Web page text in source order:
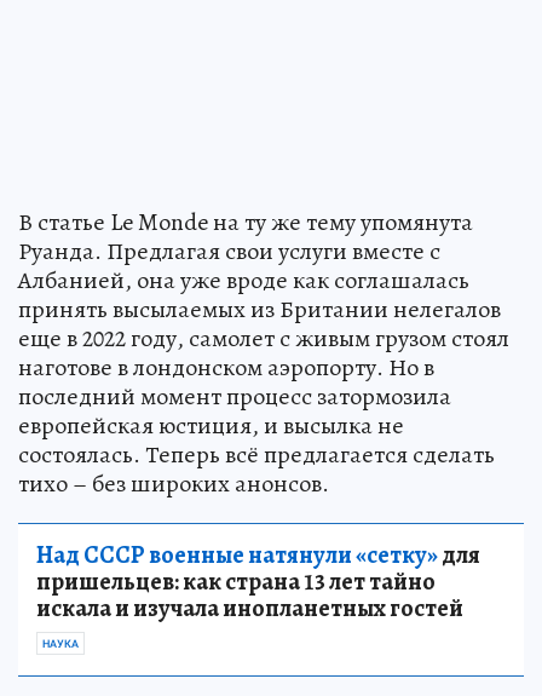
В статье Le Monde на ту же тему упомянута
Руанда. Предлагая свои услуги вместе с
Албанией, она уже вроде как соглашалась
принять высылаемых из Британии нелегалов
еще в 2022 году, самолет с живым грузом стоял
наготове в лондонском аэропорту. Но в
последний момент процесс затормозила
европейская юстиция, и высылка не
состоялась. Теперь всё предлагается сделать
тихо – без широких анонсов.
Над СССР военные натянули «сетку»для
пришельцев: как страна 13 лет тайно
искала и изучала инопланетных гостей
НАУКА